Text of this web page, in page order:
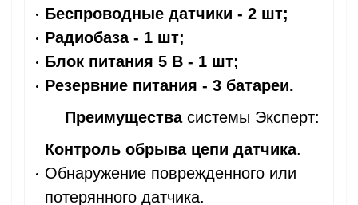
Беспроводные датчики - 2 шт;
Радиобаза - 1 шт;
Блок питания 5 В - 1 шт;
Резервние питания - 3 батареи.
Преимуществасистемы Эксперт:
Контроль обрыва цепи датчика.
Обнаружение поврежденного или
потерянного датчика.